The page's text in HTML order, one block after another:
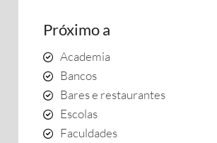
Próximo a
Academia
Bancos
Bares e restaurantes
Escolas
Faculdades